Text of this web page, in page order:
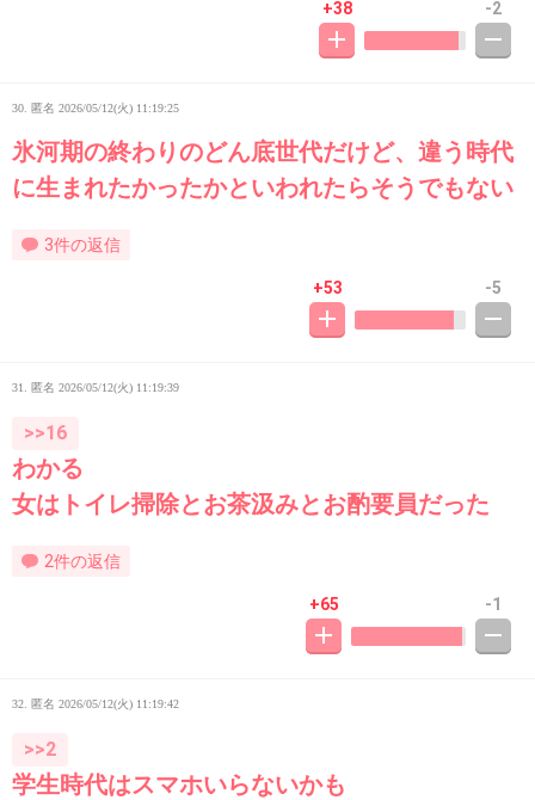
+38 -2
30. 匿名 2026/05/12(火) 11:19:25
氷河期の終わりのどん底世代だけど、違う時代
に生まれたかったかといわれたらそうでもない
3件の返信
+53 -5
31. 匿名 2026/05/12(火) 11:19:39
>>16
わかる
女はトイレ掃除とお茶汲みとお酌要員だった
2件の返信
+65 -1
32. 匿名 2026/05/12(火) 11:19:42
>>2
学生時代はスマホいらないかも